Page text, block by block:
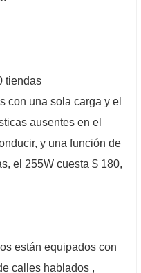
tiendas
con una sola carga y el
ausentes en el
y una función de
el 255W cuesta $ 180,
están equipados con
calles hablados ,